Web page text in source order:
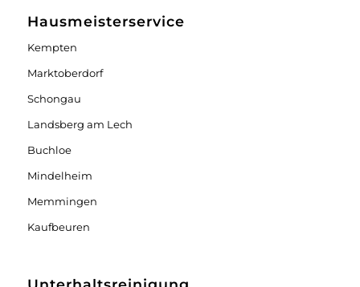
Hausmeisterservice
Kempten
Marktoberdorf
Schongau
Landsberg am Lech
Buchloe
Mindelheim
Memmingen
Kaufbeuren